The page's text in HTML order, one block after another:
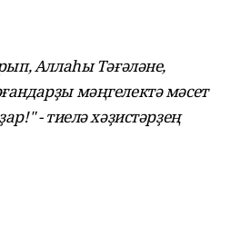
Аллаһы Тәғәләне,
мәңгелектә мәсет
- тиелә хәҙистәрҙең